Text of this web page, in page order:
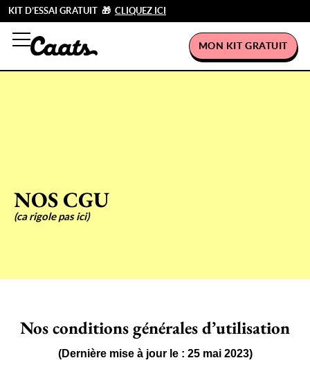
KIT D’ESSAI GRATUIT 🎁 CLIQUEZ ICI
MON KIT GRATUIT
NOS CGU
(ca rigole pas ici)
Nos conditions générales d’utilisation
(Dernière mise à jour le : 25 mai 2023)